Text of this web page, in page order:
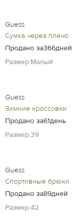
Guess
Сумка через плечо
Продано за366дней
Размер:Малый
Guess
Зимние кроссовки
Продано за61день
Размер:39
Guess
Спортивные брюки
Продано за89дней
Размер:42